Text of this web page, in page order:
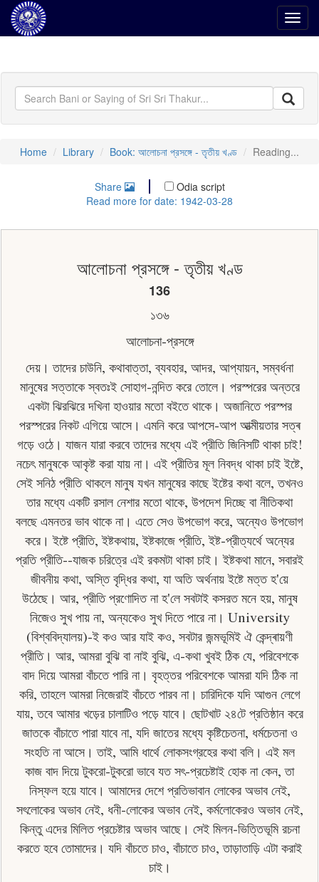
Home Library Book: আলোচনা প্রসঙ্গে - তৃতীয় খণ্ড Reading...
Share
Odia script
Read more for date: 1942-03-28
আলোচনা প্রসঙ্গে - তৃতীয় খণ্ড
136
১৩৬
আলােচনা-প্রসঙ্গে
দেয়। তাদের চাউনি, কথাবাত্তা, ব্যবহার, আদর, আপ্যায়ন, সম্বর্ধনা
মানুষের সত্তাকে স্বতঃই সােহাগ-নন্দিত করে তােলে। পরস্পরের অন্তরে
একটা ঝিরঝিরে দখিনা হাওয়ার মতাে বইতে থাকে। অজানিতে পরস্পর
পরস্পরের নিকট এগিয়ে আসে। এমনি করে আপসে-আপ আত্মীয়তার সত্ৰ
গড়ে ওঠে। যাজন যারা করবে তাদের মধ্যে এই প্রীতি জিনিসটি থাকা চাই!
নচেৎ মানুষকে আকৃষ্ট করা যায় না। এই প্রীতির মূল নিবদ্ধ থাকা চাই ইষ্টে,
সেই সনিঠ প্রীতি থাকলে মানুষ যখন মানুষের কাছে ইষ্টের কথা বলে, তখনও
তার মধ্যে একটি রসাল নেশার মতাে থাকে, উপদেশ দিচ্ছে বা নীতিকথা
বলছে এমনতর ভাব থাকে না। এতে সেও উপভােগ করে, অন্যেও উপভােগ
করে। ইষ্টে প্রীতি, ইষ্টকথায়, ইষ্টকাজে প্রীতি, ইষ্ট-প্রীত্যর্থে অন্যের
প্রতি প্রীতি--যাজক চরিত্রে এই রকমটা থাকা চাই। ইষ্টকথা মানে, সবারই
জীবনীয় কথা, অস্তি বৃদ্ধির কথা, যা অতি অর্থনায় ইষ্টে মত্ত হ'য়ে
উঠেছে। আর, প্রীতি প্রণােদিত না হ'লে সবটাই কসরত মনে হয়, মানুষ
নিজেও সুখ পায় না, অন্যকেও সুখ দিতে পারে না। University
(বিশ্ববিদ্যালয়)-ই কও আর যাই কও, সবটার জন্মভূমিই ঐ কেন্দ্ৰায়ণী
প্রীতি। আর, আমরা বুঝি বা নাই বুঝি, এ-কথা খুবই ঠিক যে, পরিবেশকে
বাদ দিয়ে আমরা বাঁচতে পারি না। বৃহত্তর পরিবেশকে আমরা যদি ঠিক না
করি, তাহলে আমরা নিজেরাই বাঁচতে পারব না। চারিদিকে যদি আগুন লেগে
যায়, তবে আমার খড়ের চালাটিও পড়ে যাবে। ছােটখাট ২৪টে প্রতিষ্ঠান করে
জাতকে বাঁচাতে পারা যাবে না, যদি জাতের মধ্যে কৃষ্টিচেতনা, ধর্মচেতনা ও
সংহতি না আসে। তাই, আমি ধার্থে লােকসংগ্রহের কথা বলি। এই মল
কাজ বাদ দিয়ে টুকরাে-টুকরাে ভাবে যত সৎ-প্রচেষ্টাই হােক না কেন, তা
নিস্ফল হয়ে যাবে। আমাদের দেশে প্রতিভাবান লােকের অভাব নেই,
সৎলােকের অভাব নেই, ধনী-লােকের অভাব নেই, কর্মলােকেরও অভাব নেই,
কিন্তু এদের মিলিত প্রচেষ্টার অভাব আছে। সেই মিলন-ভিত্তিভূমি রচনা
করতে হবে তােমাদের। যদি বাঁচতে চাও, বাঁচাতে চাও, তাড়াতাড়ি এটা করাই
চাই।